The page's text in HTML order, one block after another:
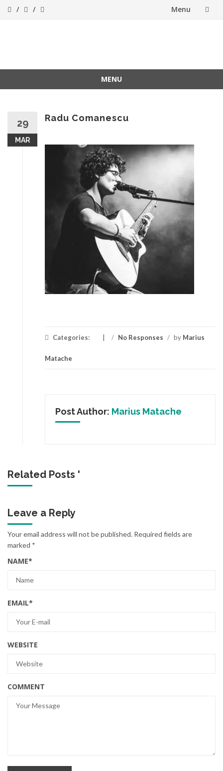
Menu
MENU
29
MAR
Radu Comanescu
Categories: / No Responses / by Marius
Matache
Post Author: Marius Matache
Related Posts '
Leave a Reply
Your email address will not be published. Required fields are
marked *
NAME*
EMAIL*
WEBSITE
COMMENT